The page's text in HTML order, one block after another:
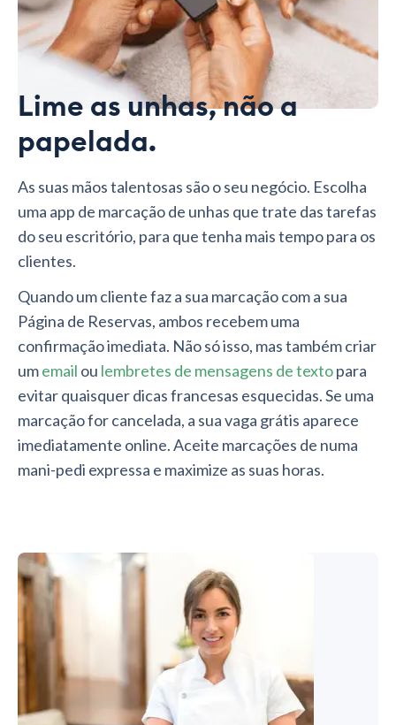
Lime as unhas, não a
papelada.
As suas mãos talentosas são o seu negócio. Escolha
uma app de marcação de unhas que trate das tarefas
do seu escritório, para que tenha mais tempo para os
clientes.
Quando um cliente faz a sua marcação com a sua
Página de Reservas, ambos recebem uma
confirmação imediata. Não só isso, mas também criar
umemail ou lembretes de mensagens de textopara
evitar quaisquer dicas francesas esquecidas. Se uma
marcação for cancelada, a sua vaga grátis aparece
imediatamente online. Aceite marcações de numa
mani-pedi expressa e maximize as suas horas.